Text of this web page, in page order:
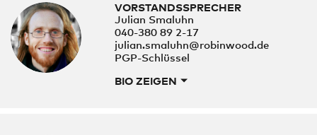
VORSTANDSSPRECHER
Julian Smaluhn
040-380 89 2-17
julian.smaluhn@robinwood.de
PGP-Schlüssel
BIO ZEIGEN